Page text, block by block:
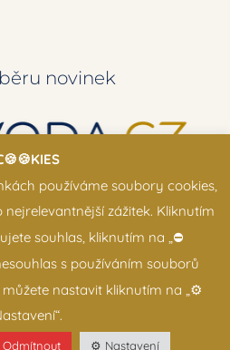
novinek
- 2026 | ŽiváVoda.cz
používáme soubory cookies,
zážitek. Kliknutím
souhlas, kliknutím na „⛔️
s používáním souborů
můžete nastavit kliknutím na „⚙️
Odmítnout ⚙️ Nastavení